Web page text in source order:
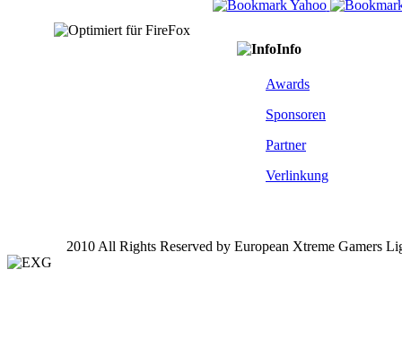
Info
Awards
Sponsoren
Partner
Verlinkung
2010 All Rights Reserved by European Xtreme Gamers